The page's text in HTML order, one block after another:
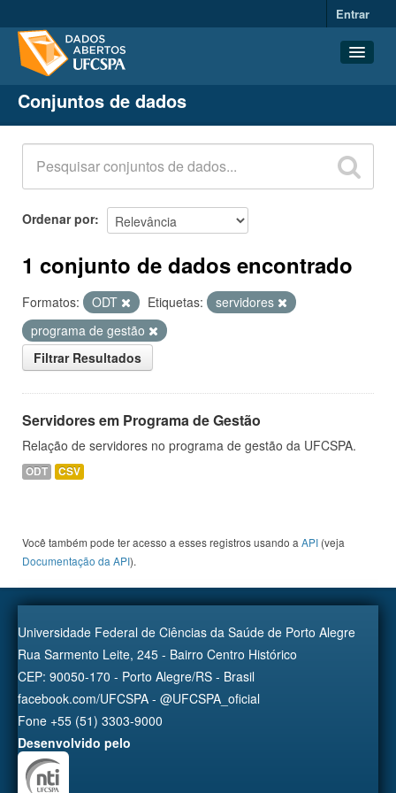
Entrar
Conjuntos de dados
Organizações
Grupos
Sobre
Conjuntos de dados
Ordenar por
1 conjunto de dados encontrado
Formatos: ODT Etiquetas:
servidores
programa de gestão
Filtrar Resultados
Servidores em Programa de Gestão
Relação de servidores no programa de gestão da UFCSPA.
ODT CSV
Você também pode ter acesso a esses registros usando a API (veja
Documentação da API).
Universidade Federal de Ciências da Saúde de Porto Alegre
Rua Sarmento Leite, 245 - Bairro Centro Histórico
CEP: 90050-170 - Porto Alegre/RS - Brasil
facebook.com/UFCSPA - @UFCSPA_oficial
Fone +55 (51) 3303-9000
Desenvolvido pelo